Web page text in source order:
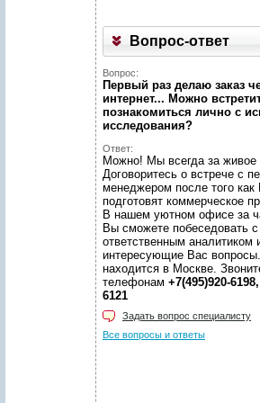
Вопрос-ответ
Вопрос:
Первый раз делаю заказ
интернет... Можно
познакомиться лично с
исследования?
Ответ:
Можно! Мы всегда за живое
Договоритесь о встрече с
менеджером после того как
подготовят коммерческое
В нашем уютном офисе за
Вы сможете побеседовать с
ответственным аналитиком
интересующие Вас
находится в Москве.
телефонам +7(495)920-
6121
Задать вопрос специалисту
Все вопросы и ответы